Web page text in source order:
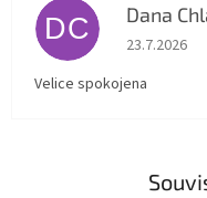
DC Dana
Hodnocení
23.7.2026
Velice spokojena